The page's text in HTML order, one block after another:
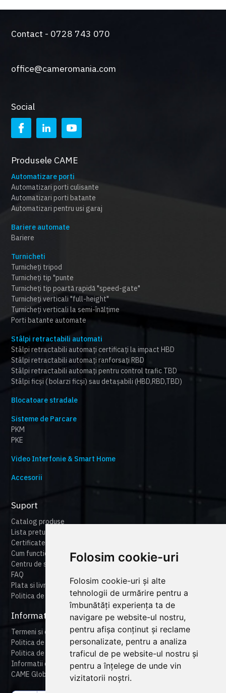
Folosim cookie-uri
Folosim cookie-uri și alte
tehnologii de urmărire pentru a
îmbunătăți experiența ta de
navigare pe website-ul nostru,
pentru afișa conținut și reclame
personalizate, pentru a analiza
traficul de pe website-ul nostru și
pentru a înțelege de unde vin
vizitatorii noștri.
Contact - 0728 743 070
office@cameromania.com
Social
Produsele CAME
Automatizare porti
Automatizari porti culisante
Automatizari porti batante
Automatizari pentru usi garaj
Bariere automate
Bariere
Turnicheti
Turnicheți tripod
Turnicheți tip "punte
Turnicheți tip poartă rapidă "speed-gate"
Turnicheți verticali "full-height"
Turnicheți verticali la semi-înălțime
Porti batante automate
Stâlpi retractabili automati
Stâlpi retractabili automați certificați la impact HBD
Stâlpi retractabili automați ranforsați RBD
Stâlpi retractabili automați pentru control trafic TBD
Stâlpi ficși ( bolarzi ficși) sau detașabili (HBD,RBD,TBD)
Blocatoare stradale
Sisteme de Parcare
PKM
PKE
Video Interfonie & Smart Home
Accesorii
Suport
Catalog produse
Lista preturi
Certificate
Cum functioneaza cameonline
Centru de suport
FAQ
Plata si livrare
Politica de retur
Informatii legale
Termeni si conditii
Politica de confidentialitate
Politica de cookies
Informatii despre produse
CAME Global